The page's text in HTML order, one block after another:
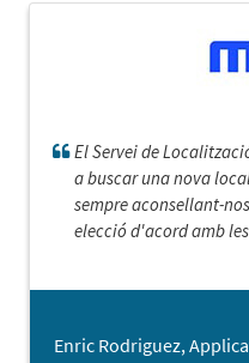
El Servei de
a buscar una nova
sempre aconsellant-
elecció d'acord amb